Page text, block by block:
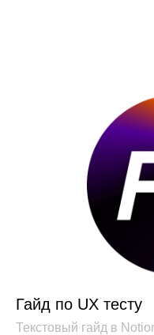
Гайд по UX тесту
Текстовый гайд в